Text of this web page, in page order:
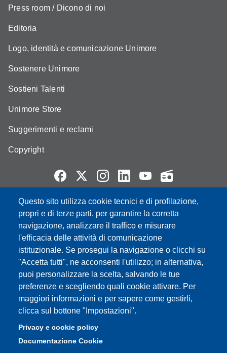
Questo sito utilizza cookie tecnici e di profilazione,
propri e di terze parti, per garantire la corretta
navigazione, analizzare il traffico e misurare
l'efficacia delle attività di comunicazione
istituzionale. Se prosegui la navigazione o clicchi su
"Accetta tutti", ne acconsenti l'utilizzo; in alternativa,
puoi personalizzare la scelta, salvando le tue
preferenze e scegliendo quali cookie attivare. Per
maggiori informazioni e per sapere come gestirli,
clicca sul bottone "Impostazioni".
Privacy e cookie policy
Documentazione Cookie
Press room / Dicono di noi
Editoria
Logo, identità e comunicazione Unimore
Sostenere Unimore
Sostieni Talenti
Unimore Store
Suggerimenti e reclami
Copyright
Partita IVA: 00427620364
e-mail: urp@unimore.it
PEC: primo contatto: urp@pec.unimore.it
Indirizzo ReGIndE per notifica Atti Processuali:
direzionelegale@pec.unimore.it
Sede di Modena: Via Università 4, 41121 Modena, Tel. 059
2056511 - Fax 059 245156
Sede di Reggio Emilia: Viale A. Allegri 9, 42121 Reggio
Emilia, Tel. 0522 523041 - Fax 0522 523045